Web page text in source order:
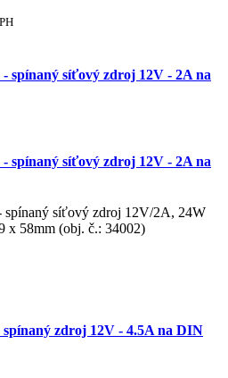
spínaný síťový zdroj 12V - 2A na
spínaný síťový zdroj 12V - 2A na
síťový zdroj 12V/2A, 24W
x 58mm (obj. č.: 34002)
zdroj 12V - 4.5A na DIN